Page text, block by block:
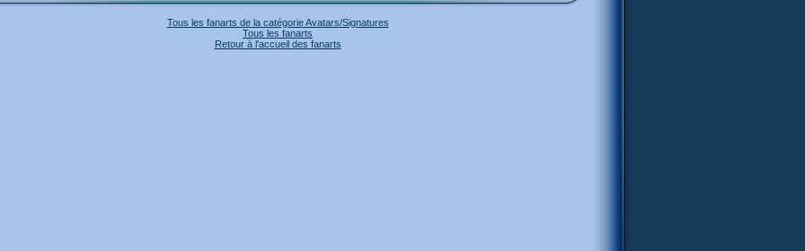
Tous les fanarts de la catégorie Avatars/Signatures
Tous les fanarts
Retour à l'accueil des fanarts